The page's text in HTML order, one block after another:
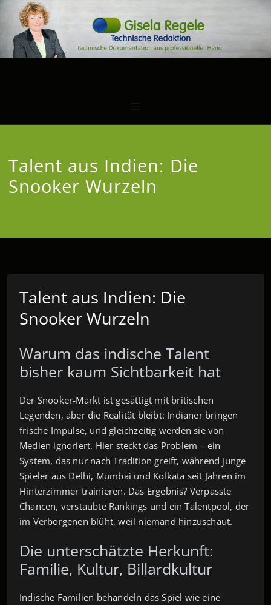
Talent aus Indien: Die
Snooker Wurzeln
Talent aus Indien: Die
Snooker Wurzeln
Warum das indische Talent
bisher kaum Sichtbarkeit hat
Der Snooker‑Markt ist gesättigt mit britischen
Legenden, aber die Realität bleibt: Indianer bringen
frische Impulse, und gleichzeitig werden sie von
Medien ignoriert. Hier steckt das Problem – ein
System, das nur nach Tradition greift, während junge
Spieler aus Delhi, Mumbai und Kolkata seit Jahren im
Hinterzimmer trainieren. Das Ergebnis? Verpasste
Chancen, verstaubte Rankings und ein Talentpool, der
im Verborgenen blüht, weil niemand hinzuschaut.
Die unterschätzte Herkunft:
Familie, Kultur, Billardkultur
Indische Familien behandeln das Spiel wie eine